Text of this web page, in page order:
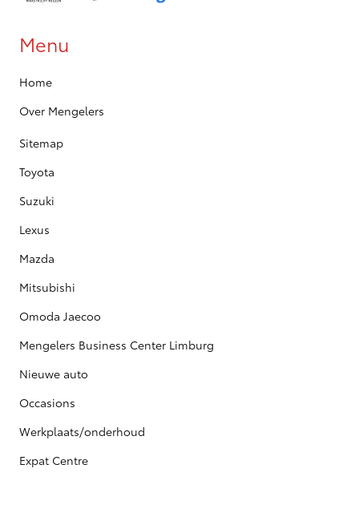
Menu
Home
Over Mengelers
Sitemap
Toyota
Suzuki
Lexus
Mazda
Mitsubishi
Omoda Jaecoo
Mengelers Business Center Limburg
Nieuwe auto
Occasions
Werkplaats/onderhoud
Expat Centre